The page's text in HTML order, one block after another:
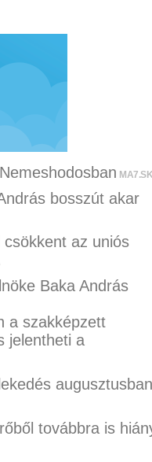
MA7.SK
bosszút akar
az uniós
Baka András
a szakképzett
jelentheti a
augusztusban
továbbra is